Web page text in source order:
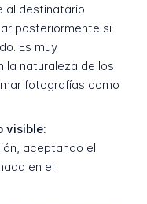
al destinatario
posteriormente si
Es muy
la naturaleza de los
fotografías como
visible:
aceptando el
en el